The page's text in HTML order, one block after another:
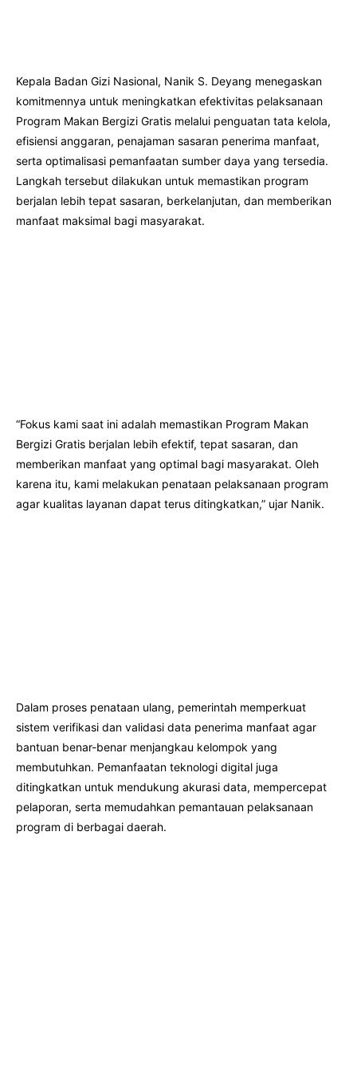
Kepala Badan Gizi Nasional, Nanik S. Deyang menegaskan
komitmennya untuk meningkatkan efektivitas pelaksanaan
Program Makan Bergizi Gratis melalui penguatan tata kelola,
efisiensi anggaran, penajaman sasaran penerima manfaat,
serta optimalisasi pemanfaatan sumber daya yang tersedia.
Langkah tersebut dilakukan untuk memastikan program
berjalan lebih tepat sasaran, berkelanjutan, dan memberikan
manfaat maksimal bagi masyarakat.
“Fokus kami saat ini adalah memastikan Program Makan
Bergizi Gratis berjalan lebih efektif, tepat sasaran, dan
memberikan manfaat yang optimal bagi masyarakat. Oleh
karena itu, kami melakukan penataan pelaksanaan program
agar kualitas layanan dapat terus ditingkatkan,” ujar Nanik.
Dalam proses penataan ulang, pemerintah memperkuat
sistem verifikasi dan validasi data penerima manfaat agar
bantuan benar-benar menjangkau kelompok yang
membutuhkan. Pemanfaatan teknologi digital juga
ditingkatkan untuk mendukung akurasi data, mempercepat
pelaporan, serta memudahkan pemantauan pelaksanaan
program di berbagai daerah.